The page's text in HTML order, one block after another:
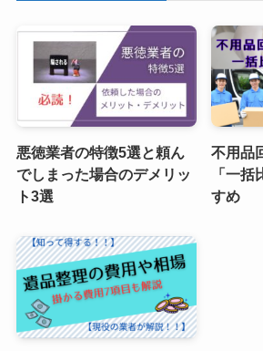
悪徳業者の特徴5選と頼ん
でしまった場合のデメリッ
ト3選
不用品
「一
すめ